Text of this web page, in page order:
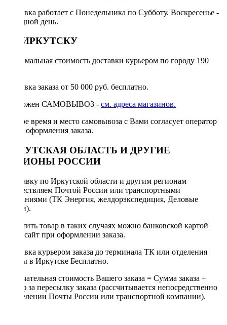
Доставка работает с Понедельника по Субботу. Воскресенье -
выходной день.
ПО ИРКУТСКУ
Минимальная стоимость доставки курьером по городу 190
Доставка заказа от 50 000 руб. бесплатно.
Возможен САМОВЫВОЗ - см. адреса магазинов.
Точное время и место самовывоза с Вами согласует оператор
после оформления заказа.
ИРКУТСКАЯ ОБЛАСТЬ И ДРУГИЕ
РЕГИОНЫ РОССИИ
Отправку по Иркутской области и другим регионам
осуществляем Почтой России или транспортными
компаниями (ТК Энергия, желдорэкспедиция, Деловые
линии).
Оплатить товар в таких случаях можно банковской картой
через сайт при оформлении заказа.
Доставка курьером заказа до терминала ТК или отделения
Почты в Иркутске Бесплатно.
Окончательная стоимость Вашего заказа = Сумма заказа +
Тариф за пересылку заказа (рассчитывается непосредственно
в отделении Почты России или транспортной компании).